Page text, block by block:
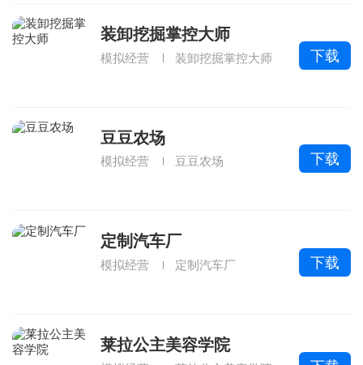
装卸挖掘掌控大师
模拟经营 装卸挖掘掌控大师 下载
豆豆农场
模拟经营 豆豆农场 下载
定制汽车厂
模拟经营 定制汽车厂 下载
莱拉公主美容学院